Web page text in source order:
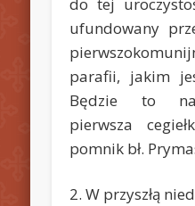
ufundowany
parafii, jakim
Będzie to
pierwsza
pomnik bł.
2. W przyszłą